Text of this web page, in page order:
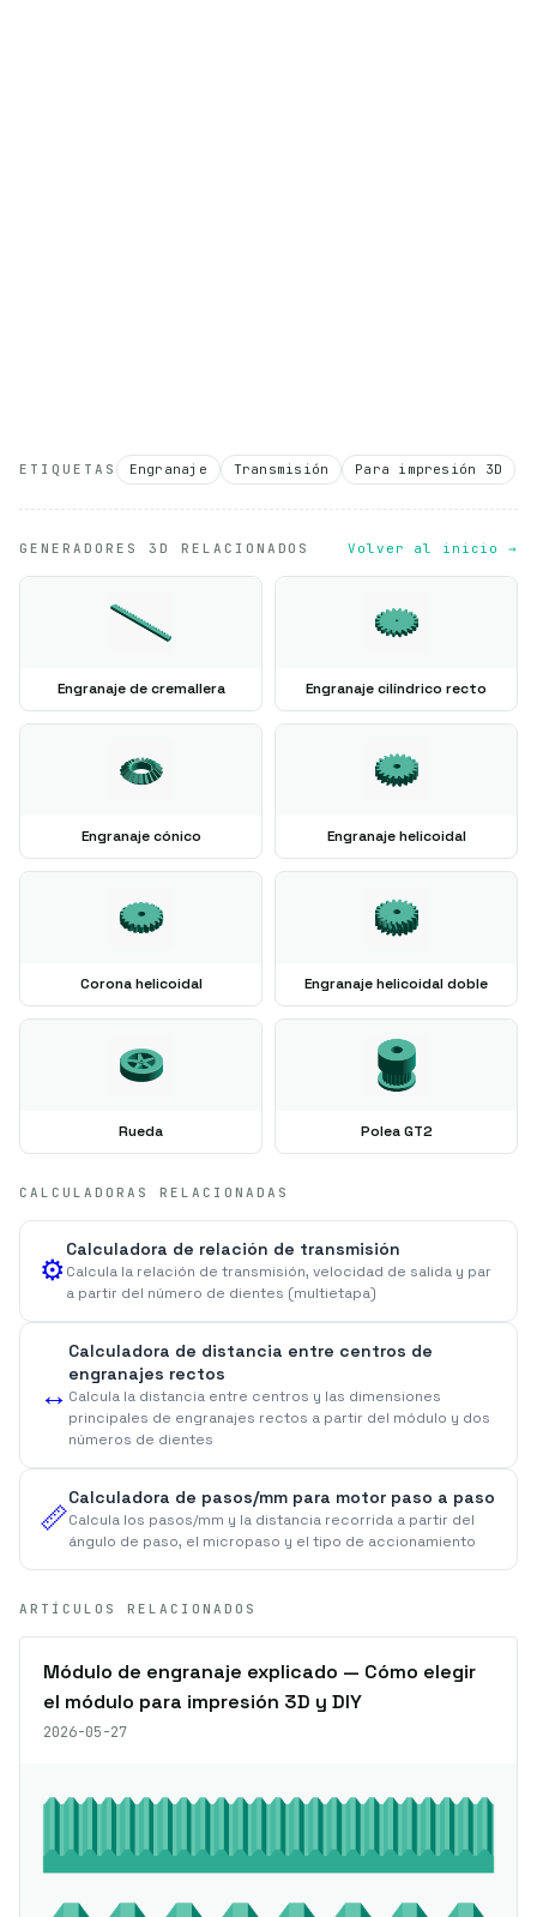
ETIQUETAS Engranaje Transmisión Para impresión 3D
GENERADORES 3D RELACIONADOS Volver al inicio →
Engranaje de cremallera Engranaje cilíndrico recto
Engranaje cónico Engranaje helicoidal
Corona helicoidal Engranaje helicoidal doble
Rueda Polea GT2
CALCULADORAS RELACIONADAS
⚙️
Calculadora de relación de transmisión
Calcula la relación de transmisión, velocidad de salida y par
a partir del número de dientes (multietapa)
↔️
Calculadora de distancia entre centros de
engranajes rectos
Calcula la distancia entre centros y las dimensiones
principales de engranajes rectos a partir del módulo y dos
números de dientes
📏
Calculadora de pasos/mm para motor paso a paso
Calcula los pasos/mm y la distancia recorrida a partir del
ángulo de paso, el micropaso y el tipo de accionamiento
ARTÍCULOS RELACIONADOS
Módulo de engranaje explicado — Cómo elegir
el módulo para impresión 3D y DIY
2026-05-27